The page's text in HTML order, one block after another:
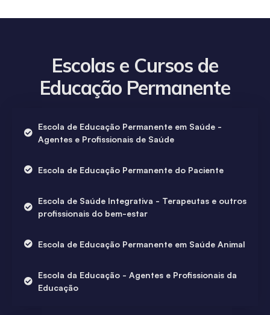
Escolas e Cursos de
Educação Permanente
Escola de Educação Permanente em Saúde -
Agentes e Profissionais de Saúde
Escola de Educação Permanente do Paciente
Escola de Saúde Integrativa - Terapeutas e outros
profissionais do bem-estar
Escola de Educação Permanente em Saúde Animal
Escola da Educação - Agentes e Profissionais da
Educação